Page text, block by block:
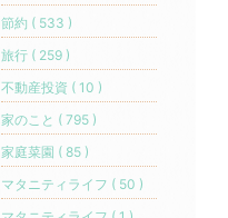
節約 ( 533 )
旅行 ( 259 )
不動産投資 ( 10 )
家のこと ( 795 )
家庭菜園 ( 85 )
マタニティライフ ( 50 )